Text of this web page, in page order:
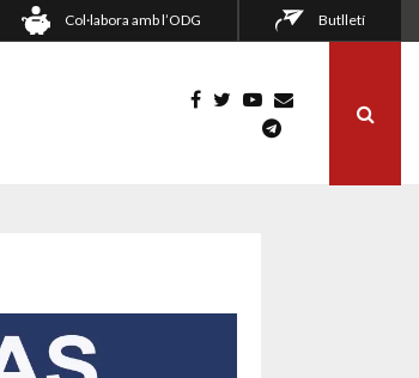
Col·labora amb l’ODG Butlletí